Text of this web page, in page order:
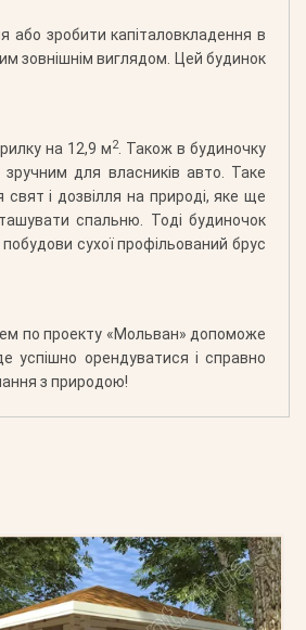
або зробити капіталовкладення в
зовнішнім виглядом. Цей будинок
на 12,9 м2. Також в будиночку
для власників авто. Таке
і дозвілля на природі, яке ще
спальню. Тоді будиночок
сухої профільований брус
по проекту «Мольван» допоможе
успішно орендуватися і справно
з природою!